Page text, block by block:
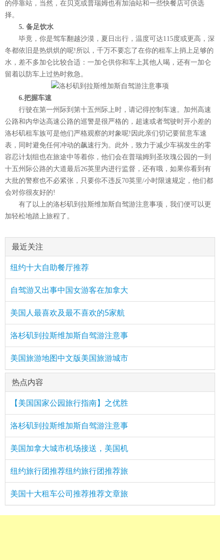
的停靠站，当然，在贝克或普瑞姆也有加油站和一些快餐店可供选
择。
5. 备足饮水
毕竟，你是驾车翻越沙漠，夏日出行，温度可达115度或更高，深
冬都依旧是热烘烘的呢!所以，千万不要忘了在你的租车上捎上足够的
水，差不多加仑比较合适：一加仑供你和车上其他人喝，还有一加仑
留着以防车上过热时救急。
6.把握车速
行驶在第一州际到第十五州际上时，请记得控制车速。加州高速
公路和内华达高速公路的巡警是很严格的，超速或者驾驶时开小差的
洛杉矶租车族可是他们严格观察的对象呢!因此亲们切记要留意车速
表，同时避免任何冲动的飙速行为。此外，致力于减少车祸发生的零
容忍计划组也在旅途中等着你，他们会在普瑞姆到圣玫瑰公园的一到
十五州际公路的大道最后26英里内进行监督，还有哦，如果你看到有
大批的警察也不必紧张，只要你不违反70英里/小时限速规定，他们都
会对你很友好的!
有了以上的洛杉矶到拉斯维加斯自驾游注意事项，我们便可以更
加轻松地踏上旅程了。
最近关注
纽约十大自助餐厅推荐
自驾游又出事中国女游客在加拿大
美国人最喜欢及最不喜欢的5家航
洛杉矶到拉斯维加斯自驾游注意事
美国旅游地图中文版美国旅游城市
热点内容
【美国国家公园旅行指南】之优胜
洛杉矶到拉斯维加斯自驾游注意事
美国加拿大城市机场接送，美国机
纽约旅行团推荐纽约旅行团推荐旅
美国十大租车公司推荐推荐文章旅